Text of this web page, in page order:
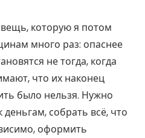
которую я потом
много раз: опаснее
не тогда, когда
что их наконец
было нельзя. Нужно
собрать всё, что
оформить